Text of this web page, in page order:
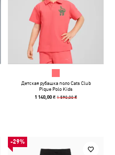
Детская рубашка поло Cats Club
Pique Polo Kids
1 140,00 ₴1 590,00 ₴
-29%